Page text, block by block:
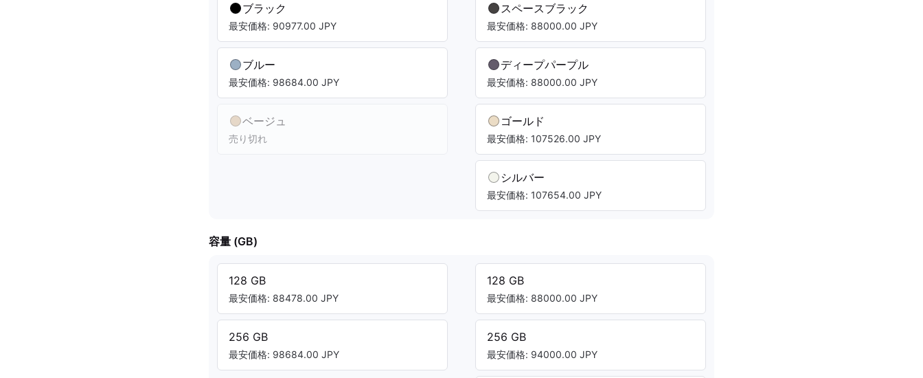
ブラック
最安価格: 90977.00 JPY
ブルー
最安価格: 98684.00 JPY
ベージュ
売り切れ
スペースブラック
最安価格: 88000.00 JPY
ディープパープル
最安価格: 88000.00 JPY
ゴールド
最安価格: 107526.00 JPY
シルバー
最安価格: 107654.00 JPY
容量 (GB)
128 GB
最安価格: 88478.00 JPY
256 GB
最安価格: 98684.00 JPY
128 GB
最安価格: 88000.00 JPY
256 GB
最安価格: 94000.00 JPY